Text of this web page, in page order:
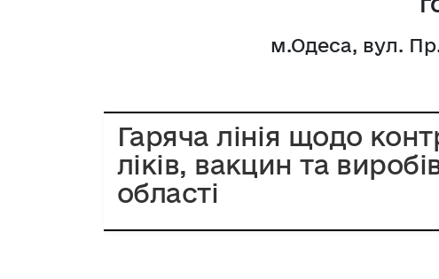
м.Одеса, вул.
Гаряча лінія щодо
ліків, вакцин та
області